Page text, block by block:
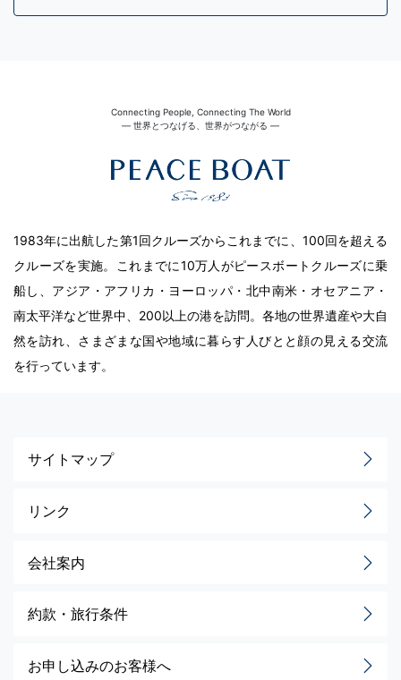
Connecting People, Connecting The World
― 世界とつなげる、世界がつながる ―
1983年に出航した第1回クルーズからこれまでに、100回を超える
クルーズを実施。これまでに10万人がピースボートクルーズに乗
船し、アジア・アフリカ・ヨーロッパ・北中南米・オセアニア・
南太平洋など世界中、200以上の港を訪問。各地の世界遺産や大自
然を訪れ、さまざまな国や地域に暮らす人びとと顔の見える交流
を行っています。
サイトマップ
リンク
会社案内
約款・旅行条件
お申し込みのお客様へ